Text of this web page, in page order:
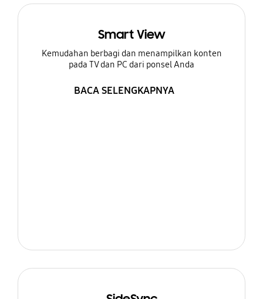
Smart View
Kemudahan berbagi dan menampilkan konten
pada TV dan PC dari ponsel Anda
BACA SELENGKAPNYA